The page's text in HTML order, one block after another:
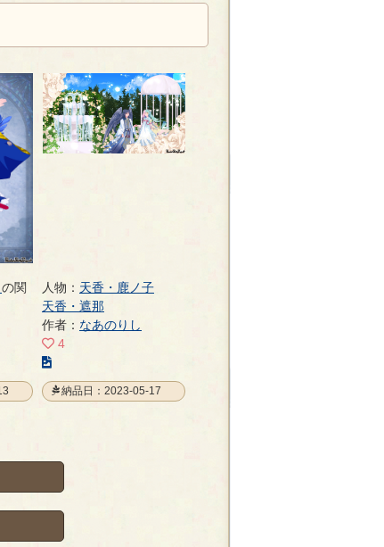
の関
人物： 天香・鹿ノ子
天香・遮那
作者： なあのりし
4
の
イ
ペ
ー
納品日：2023-05-17